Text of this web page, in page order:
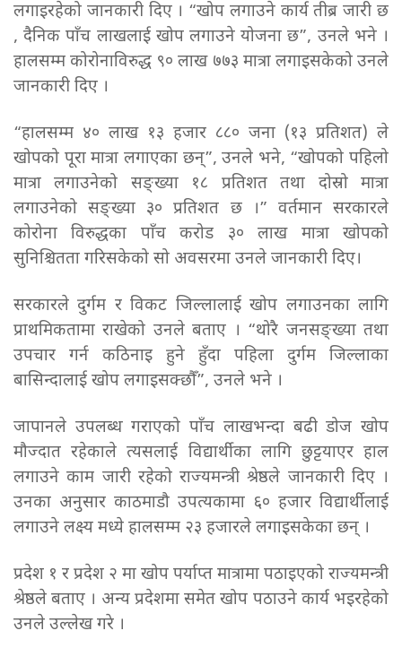
लगाइरहेको जानकारी दिए । “खोप लगाउने कार्य तीब्र जारी छ
, दैनिक पाँच लाखलाई खोप लगाउने योजना छ”, उनले भने ।
हालसम्म कोरोनाविरुद्ध ९० लाख ७७३ मात्रा लगाइसकेको उनले
जानकारी दिए ।
“हालसम्म ४० लाख १३ हजार ८८० जना (१३ प्रतिशत) ले
खोपको पूरा मात्रा लगाएका छन्”, उनले भने, “खोपको पहिलो
मात्रा लगाउनेको सङ्ख्या १८ प्रतिशत तथा दोस्रो मात्रा
लगाउनेको सङ्ख्या ३० प्रतिशत छ ।” वर्तमान सरकारले
कोरोना विरुद्धका पाँच करोड ३० लाख मात्रा खोपको
सुनिश्चितता गरिसकेको सो अवसरमा उनले जानकारी दिए।
सरकारले दुर्गम र विकट जिल्लालाई खोप लगाउनका लागि
प्राथमिकतामा राखेको उनले बताए । “थोरै जनसङ्ख्या तथा
उपचार गर्न कठिनाइ हुने हुँदा पहिला दुर्गम जिल्लाका
बासिन्दालाई खोप लगाइसक्छौँ”, उनले भने ।
जापानले उपलब्ध गराएको पाँच लाखभन्दा बढी डोज खोप
मौज्दात रहेकाले त्यसलाई विद्यार्थीका लागि छुट्टयाएर हाल
लगाउने काम जारी रहेको राज्यमन्त्री श्रेष्ठले जानकारी दिए ।
उनका अनुसार काठमाडौ उपत्यकामा ६० हजार विद्यार्थीलाई
लगाउने लक्ष्य मध्ये हालसम्म २३ हजारले लगाइसकेका छन् ।
प्रदेश १ र प्रदेश २ मा खोप पर्याप्त मात्रामा पठाइएको राज्यमन्त्री
श्रेष्ठले बताए । अन्य प्रदेशमा समेत खोप पठाउने कार्य भइरहेको
उनले उल्लेख गरे ।